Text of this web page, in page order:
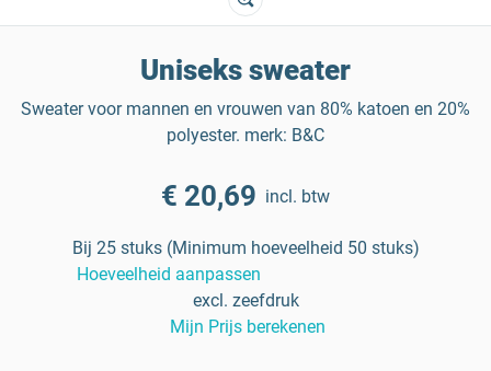
Uniseks sweater
Sweater voor mannen en vrouwen van 80% katoen en 20%
polyester. merk: B&C
€ 20,69 incl. btw
Bij 25 stuks (Minimum hoeveelheid 50 stuks)
Hoeveelheid aanpassen
excl. zeefdruk
Mijn Prijs berekenen